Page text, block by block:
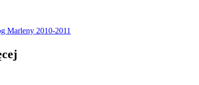
Marleny 2010-2011